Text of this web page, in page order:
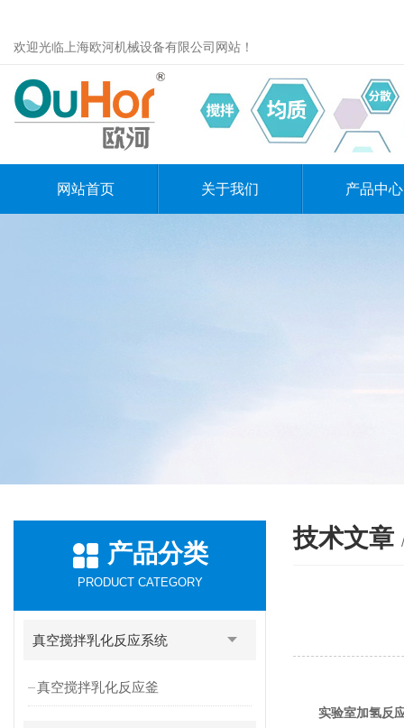
欢迎光临上海欧河机械设备有限公司网站！
网站首页 关于我们 产品中心
产品分类
PRODUCT CATEGORY
真空搅拌乳化反应系统
真空搅拌乳化反应釜
技术文章
实验室加氢反